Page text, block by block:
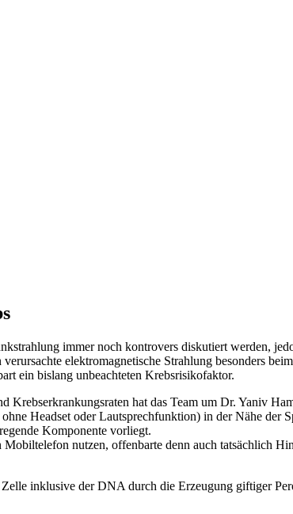
immer noch kontrovers diskutiert werden,
elektromagnetische Strahlung besonders
ein bislang unbeachteten Krebsrisikofaktor.
hat das Team um Dr. Yaniv
Headset oder Lautsprechfunktion) in der Nähe der
Komponente vorliegt.
nutzen, offenbarte denn auch tatsächlich
inklusive der DNA durch die Erzeugung giftiger